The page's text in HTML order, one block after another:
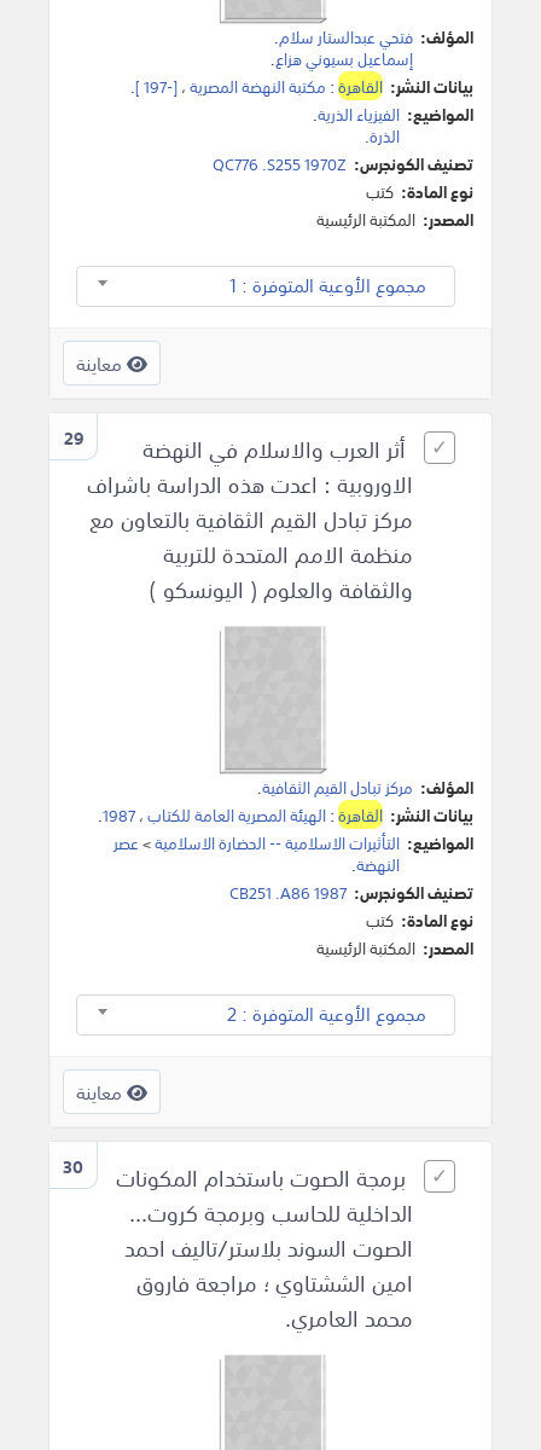
المؤلف: فتحي عبدالستار سلام.
إسماعيل بسيوني هزاع.
بيانات النشر: القاهرة: مكتبة النهضة المصرية،[-197 ]
.
المواضيع: الفيزياء الذرية.
الذرة.
تصنيف الكونجرس: QC776 .S255 1970Z
نوع المادة: كتب
المصدر: المكتبة الرئيسية
مجموع الأوعية المتوفرة : 1
معاينة
29
أثر العرب والاسلام في النهضة
الاوروبية : اعدت هذه الدراسة باشراف
مركز تبادل القيم الثقافية بالتعاون مع
منظمة الامم المتحدة للتربية
والثقافة والعلوم ( اليونسكو )
المؤلف: مركز تبادل القيم الثقافية.
بيانات النشر: القاهرة:الهيئة المصرية العامة للكتاب،1987
.
المواضيع: التأثيرات الاسلامية -- الحضارة الاسلامية>عصر
النهضة.
تصنيف الكونجرس: CB251 .A86 1987
نوع المادة: كتب
المصدر: المكتبة الرئيسية
مجموع الأوعية المتوفرة : 2
معاينة
30
برمجة الصوت باستخدام المكونات
الداخلية للحاسب وبرمجة كروت...
الصوت السوند بلاستر/تاليف احمد
امين الششتاوي ؛ مراجعة فاروق
محمد العامري.